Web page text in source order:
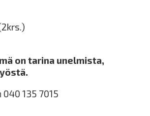
on tarina unelmista,
135 7015